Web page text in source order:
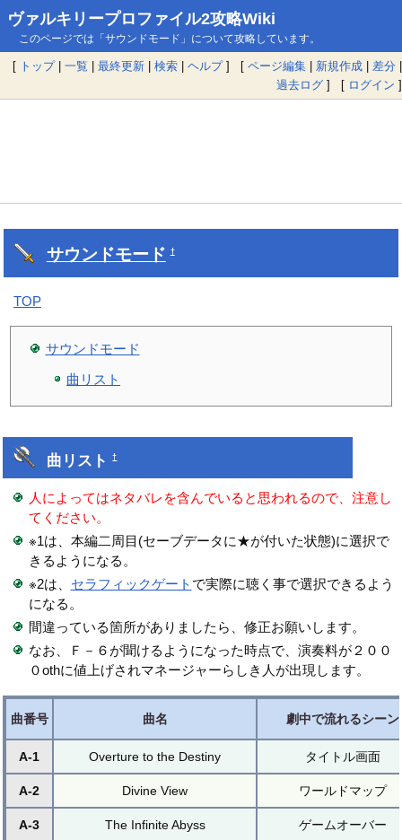
ヴァルキリープロファイル2攻略Wiki
このページでは「サウンドモード」について攻略しています。
[ トップ| 一覧 | 最終更新 | 検索 | ヘルプ] [ ページ編集 | 新規作成 | 差分 |
過去ログ ] [ ログイン ]
サウンドモード †
TOP
サウンドモード
曲リスト
曲リスト†
人によってはネタバレを含んでいると思われるので、注意し
てください。
※1は、本編二周目(セーブデータに★が付いた状態)に選択で
きるようになる。
※2は、 セラフィックゲート で実際に聴く事で選択できるよう
になる。
間違っている箇所がありましたら、修正お願いします。
なお、Ｆ－６が聞けるようになった時点で、演奏料が２００
０othに値上げされマネージャーらしき人が出現します。
曲番号 曲名 劇中で流れるシーン
A-1 Overture to the Destiny タイトル画面
A-2 Divine View ワールドマップ
A-3 The Infinite Abyss ゲームオーバー